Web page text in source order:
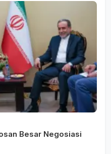
Besar Negosiasi